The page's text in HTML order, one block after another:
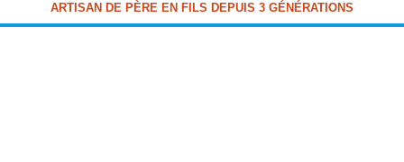
ARTISAN DE PÈRE EN FILS DEPUIS 3 GÉNÉRATIONS